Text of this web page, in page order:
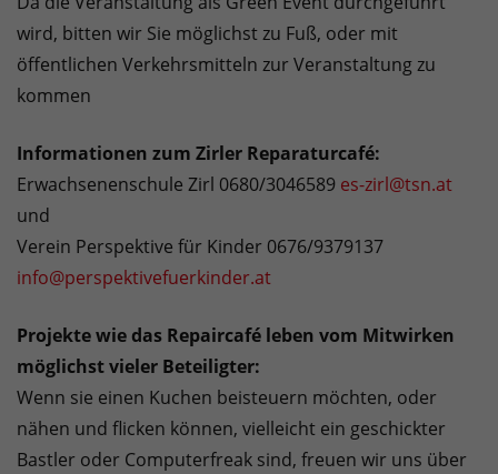
wird, bitten wir Sie möglichst zu Fuß, oder mit
öffentlichen Verkehrsmitteln zur Veranstaltung zu
kommen
Informationen zum Zirler Reparaturcafé:
Erwachsenenschule Zirl 0680/3046589 es-zirl@tsn.at
und
Verein Perspektive für Kinder 0676/9379137
info@perspektivefuerkinder.at
Projekte wie das Repaircafé leben vom Mitwirken
möglichst vieler Beteiligter:
Wenn sie einen Kuchen beisteuern möchten, oder
nähen und flicken können, vielleicht ein geschickter
Bastler oder Computerfreak sind, freuen wir uns über